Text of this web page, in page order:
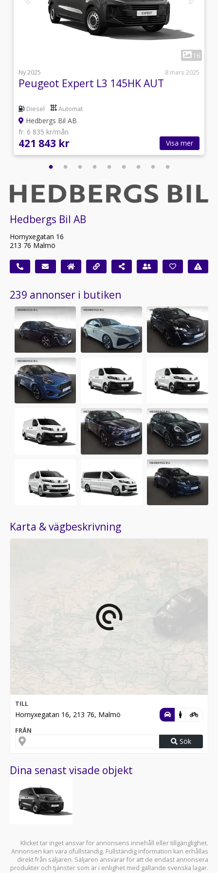
16
Ny 2025
8 mars 2025
Peugeot Expert L3 145HK AUT
Diesel Automat
Hedbergs Bil AB
fr. 6 835 kr/mån
421 843 kr Visa mer
Hedbergs Bil AB
Hornyxegatan 16
213 76 Malmö
239 annonser i butiken
Karta & vägbeskrivning
TILL
Hornyxegatan 16, 213 76, Malmö
FRÅN
Sök
Dina senast visade objekt
Klicket tar inget ansvar för annonsens innehåll eller tillgänglighet.
Annonsen kan vara ofullständig. Fullständig information kan erhållas
direkt från säljaren. Säljaren ansvarar för att de endast annonsera
produkter och tjänster som är i enlighet med gällande svenska lagar.